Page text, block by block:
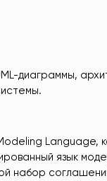
диаграммы,
Language,
язык
набор